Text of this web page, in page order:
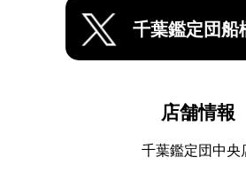
千葉鑑定団船
店舗情報
千葉鑑定団中央